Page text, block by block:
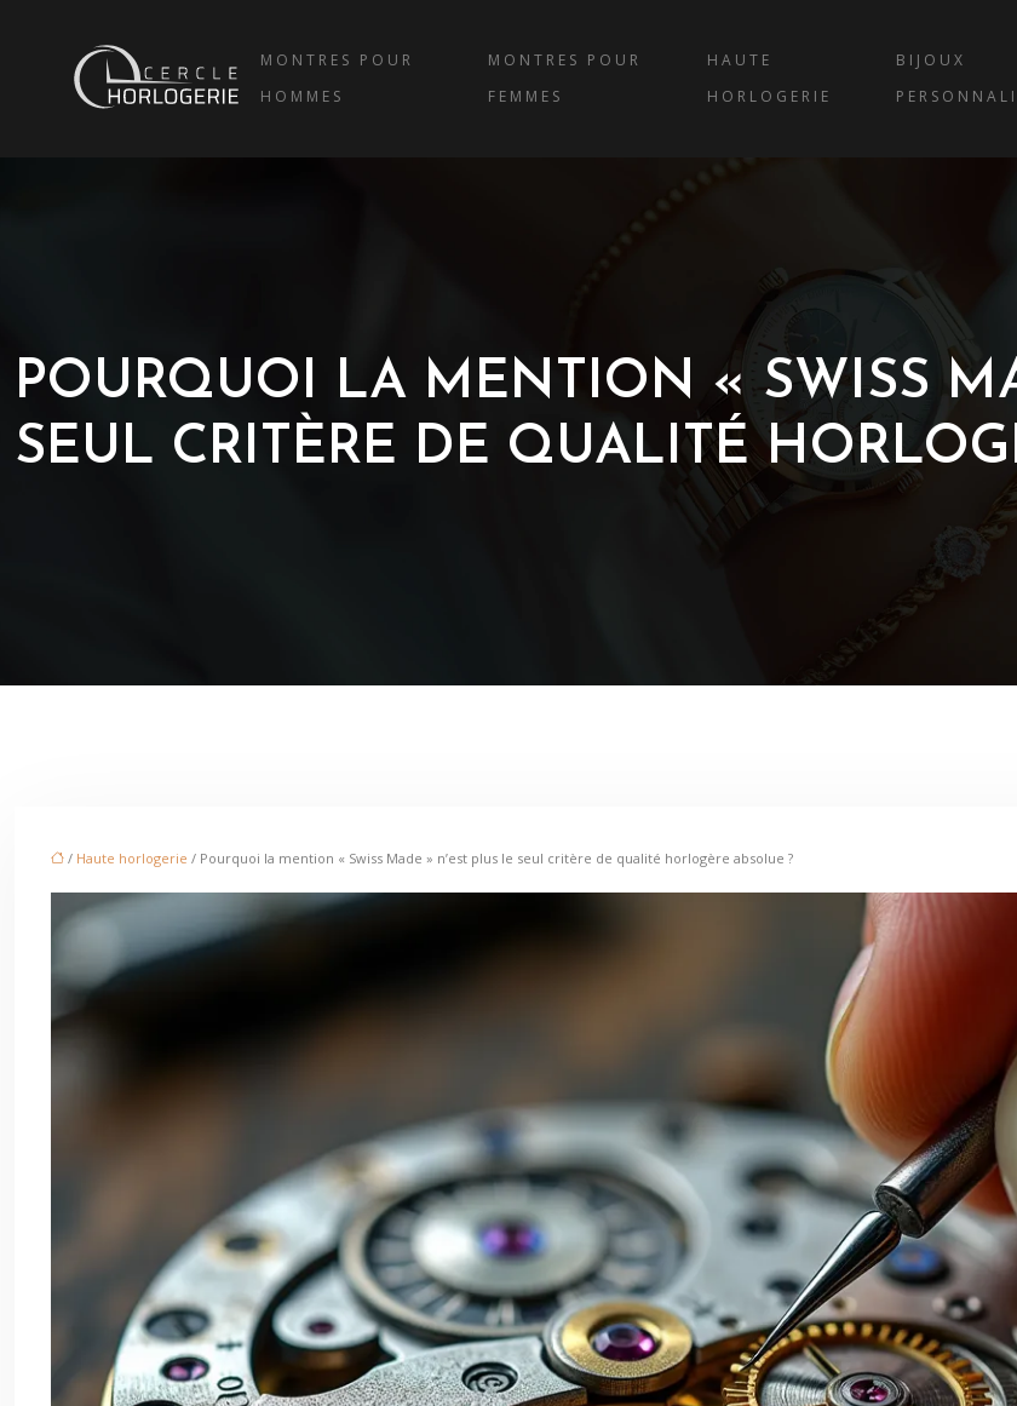
MONTRES POUR
HOMMES
MONTRES POUR
FEMMES
HAUTE
HORLOGERIE
BIJOUX
POURQUOI LA MENTION « SWISS
SEUL CRITÈRE DE QUALITÉ
/ Haute horlogerie / Pourquoi la mention « Swiss Made » n’est plus le seul critère de qualité horlogère absolue ?